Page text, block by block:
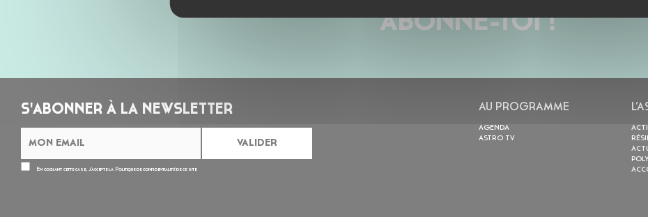
ABONNE-TOI !
S'ABONNER À LA NEWSLETTER
En cochant cette case, j’accepte la Politique de confidentialitéde ce site
AU PROGRAMME
AGENDA
ASTRO TV